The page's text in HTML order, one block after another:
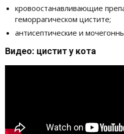
кровоостанавливающие
геморрагическом цистите;
антисептические и
Видео: цистит у кота